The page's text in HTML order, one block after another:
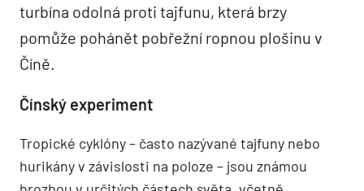
turbína odolná proti tajfunu, která brzy
pomůže pohánět pobřežní ropnou plošinu v
Číně.
Čínský experiment
Tropické cyklóny – často nazývané tajfuny nebo
hurikány v závislosti na poloze – jsou známou